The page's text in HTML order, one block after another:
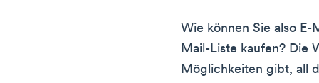
Wie können Sie also E-
Mail-Liste kaufen? Die
Möglichkeiten gibt, all